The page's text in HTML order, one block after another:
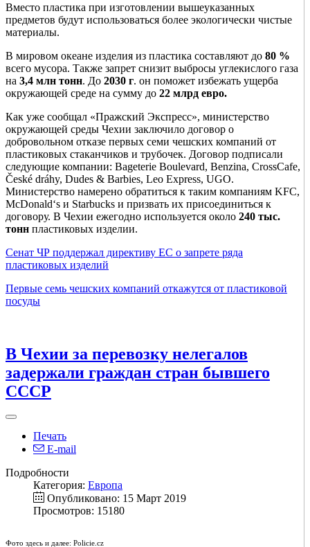
Вместо пластика при изготовлении вышеуказанных
предметов будут использоваться более экологически чистые
материалы.
В мировом океане изделия из пластика составляют до 80 %
всего мусора. Также запрет снизит выбросы углекислого газа
на 3,4 млн тонн. До 2030 г. он поможет избежать ущерба
окружающей среде на сумму до 22 млрд евро.
Как уже сообщал «Пражский Экспресс», министерство
окружающей среды Чехии заключило договор о
добровольном отказе первых семи чешских компаний от
пластиковых стаканчиков и трубочек. Договор подписали
следующие компании: Bageteriе Boulevard, Benzina, CrossCafe,
České dráhy, Dudes & Barbies, Leo Express, UGO.
Министерство намерено обратиться к таким компаниям KFC,
McDonald‘s и Starbucks и призвать их присоединиться к
договору. В Чехии ежегодно используется около 240 тыс.
тонн пластиковых изделии.
Сенат ЧР поддержал директиву ЕС о запрете ряда
пластиковых изделий
Первые семь чешских компаний откажутся от пластиковой
посуды
В Чехии за перевозку нелегалов
задержали граждан стран бывшего
СССР
Печать
E-mail
Подробности
Категория: Европа
Опубликовано: 15 Март 2019
Просмотров: 15180
Фото здесь и далее: Policie.cz